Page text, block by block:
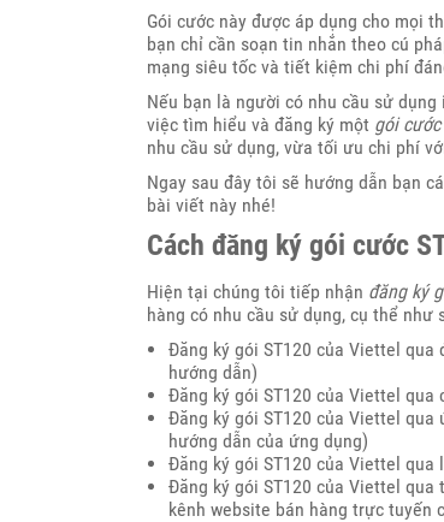
Gói cước này được áp dụng cho mọi
bạn chỉ cần soạn tin nhắn theo cú
mạng siêu tốc và tiết kiệm chi phí
Nếu bạn là người có nhu cầu sử
việc tìm hiểu và đăng ký một gói
nhu cầu sử dụng, vừa tối ưu chi phí
Ngay sau đây tôi sẽ hướng dẫn bạn
bài viết này nhé!
Cách đăng ký gói cước
Hiện tại chúng tôi tiếp nhận đăng ký
hàng có nhu cầu sử dụng, cụ thể như
Đăng ký gói ST120 của Viettel
hướng dẫn)
Đăng ký gói ST120 của Viettel
Đăng ký gói ST120 của Viettel
hướng dẫn của ứng dụng)
Đăng ký gói ST120 của Viettel qua
Đăng ký gói ST120 của Viettel
kênh website bán hàng trực tuyến